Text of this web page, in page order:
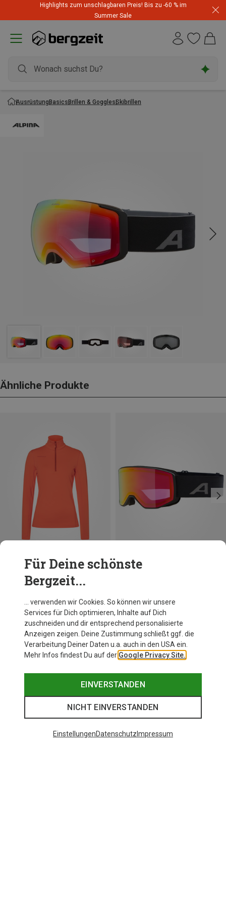
Highlights zum unschlagbaren Preis! Bis zu -60 % im
Summer Sale
AusrüstungBasicsBrillen & GogglesSkibrillen
Ähnliche Produkte
Du sparst 61% Du sparst 15%
Andere Kunden kauften auch
Für Deine schönste
Bergzeit...
… verwenden wir Cookies. So können wir unsere
Services für Dich optimieren, Inhalte auf Dich
zuschneiden und dir entsprechend personalisierte
Anzeigen zeigen. Deine Zustimmung schließt ggf. die
Verarbeitung Deiner Daten u.a. auch in den USA ein.
Mehr Infos findest Du auf der Google Privacy Site.
EINVERSTANDEN
NICHT EINVERSTANDEN
EinstellungenDatenschutz Impressum